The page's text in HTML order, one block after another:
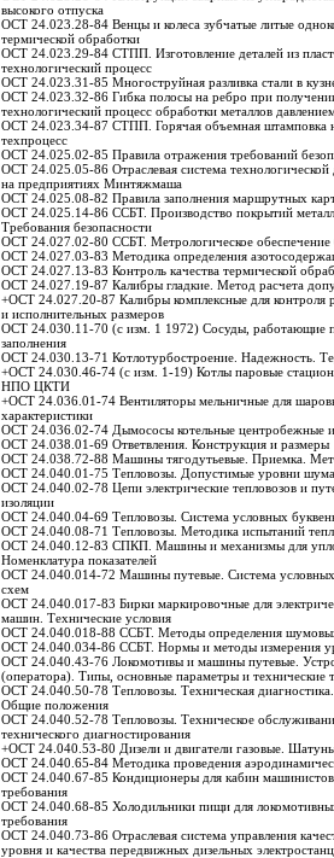
высокого отпуска
ОСТ 24.023.28-84 Венцы и колеса зубчатые литые
термической обработки
ОСТ 24.023.29-84 СТПП. Изготовление деталей из
технологический процесс
ОСТ 24.023.31-85 Многоструйная разливка стали в
ОСТ 24.023.32-86 Гибка полосы на ребро при
технологический процесс обработки металлов
ОСТ 24.023.34-87 СТПП. Горячая объемная штамповка
техпроцесс
ОСТ 24.025.02-85 Правила отражения требований
ОСТ 24.025.05-86 Отраслевая система
на предприятиях Минтяжмаша
ОСТ 24.025.08-82 Правила заполнения маршрутных
ОСТ 24.025.14-86 ССБТ. Производство покрытий
Требования безопасности
ОСТ 24.027.02-80 ССБТ. Метрологическое обеспечение
ОСТ 24.027.03-83 Методика определения
ОСТ 24.027.13-83 Контроль качества термической
ОСТ 24.027.19-87 Калибры гладкие. Метод расчета
+ОСТ 24.027.20-87 Калибры комплексные для контроля
и исполнительных размеров
ОСТ 24.030.11-70 (с изм. 1 1972) Сосуды, работающие
заполнения
ОСТ 24.030.13-71 Котлотурбостроение. Надежность.
+ОСТ 24.030.46-74 (с изм. 1-19) Котлы паровые
НПО ЦКТИ
+ОСТ 24.036.01-74 Вентиляторы мельничные для
характеристики
ОСТ 24.036.02-74 Дымососы котельные центробежные
ОСТ 24.038.01-69 Ответвления. Конструкция и размеры
ОСТ 24.038.72-88 Машины тягодутьевые. Приемка.
ОСТ 24.040.01-75 Тепловозы. Допустимые уровни
ОСТ 24.040.02-78 Цепи электрические тепловозов и
изоляции
ОСТ 24.040.04-69 Тепловозы. Система условных
ОСТ 24.040.08-71 Тепловозы. Методика испытаний
ОСТ 24.040.12-83 СПКП. Машины и механизмы для
Номенклатура показателей
ОСТ 24.040.014-72 Машины путевые. Система условных
схем
ОСТ 24.040.017-83 Бирки маркировочные для
машин. Технические условия
ОСТ 24.040.018-88 ССБТ. Методы определения
ОСТ 24.040.034-86 ССБТ. Нормы и методы измерения
ОСТ 24.040.43-76 Локомотивы и машины путевые.
(оператора). Типы, основные параметры и технические
ОСТ 24.040.50-78 Тепловозы. Техническая
Общие положения
ОСТ 24.040.52-78 Тепловозы. Техническое
технического диагностирования
+ОСТ 24.040.53-80 Дизели и двигатели газовые.
ОСТ 24.040.65-84 Методика проведения
ОСТ 24.040.67-85 Кондиционеры для кабин машинистов
требования
ОСТ 24.040.68-85 Холодильники пищи для
требования
ОСТ 24.040.73-86 Отраслевая система управления
уровня и качества передвижных дизельных